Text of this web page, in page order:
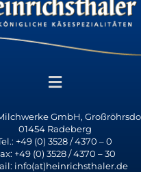
GmbH,
01454 Radeberg
+49 (0) 3528 / 4370 – 0
+49 (0) 3528 / 4370 – 30
info(at)heinrichsthaler.de